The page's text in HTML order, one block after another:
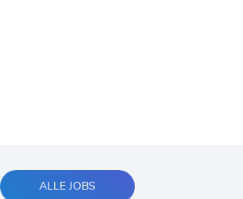
ALLE JOBS